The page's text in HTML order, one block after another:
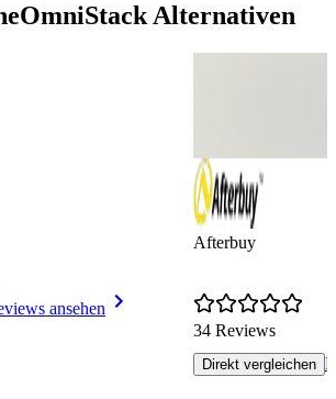
Alternativen
ansehen
Afterbuy
34 Reviews
Direkt vergleichen